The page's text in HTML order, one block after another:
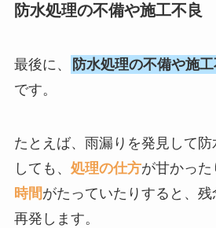
防水処理の不備や施工不良
最後に、
防水処理の不備や施
です。
たとえば、雨漏りを発見して防
しても、 処理の仕方が甘かった
時間がたっていたりすると、
再発します。